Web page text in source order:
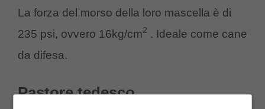
La forza del morso della loro mascella è di
235 psi, ovvero 16kg/cm2 . Ideale come cane
da difesa.
Pastore tedesco